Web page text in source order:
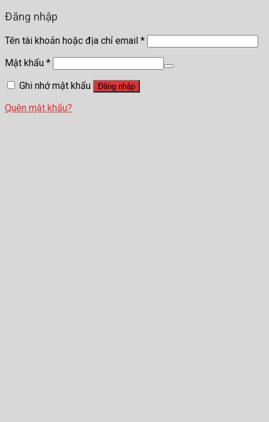
Đăng nhập
Tên tài khoản hoặc địa chỉ email *
Mật khẩu *
Ghi nhớ mật khẩu
Đăng nhập
Quên mật khẩu?